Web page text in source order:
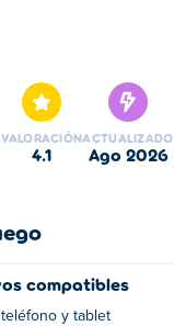
de estar
cubriendo cada
al ver cómo la
a Robo Cleaner
seleccionar. Usa
VALORACIÓN
4.1
ACTUALIZADO
ago 2026
compatibles
y tablet